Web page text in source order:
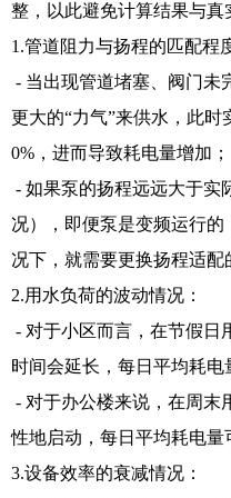
整，以此避免计算结果与真
1.管道阻力与扬程的匹配程
- 当出现管道堵塞、阀门未
更大的“力气”来供水，此时
0%，进而导致耗电量增加；
- 如果泵的扬程远远大于实
况），即便泵是变频运行
况下，就需要更换扬程适配
2.用水负荷的波动情况：
- 对于小区而言，在节假日
时间会延长，每日平均耗电
- 对于办公楼来说，在周末
性地启动，每日平均耗电量
3.设备效率的衰减情况：